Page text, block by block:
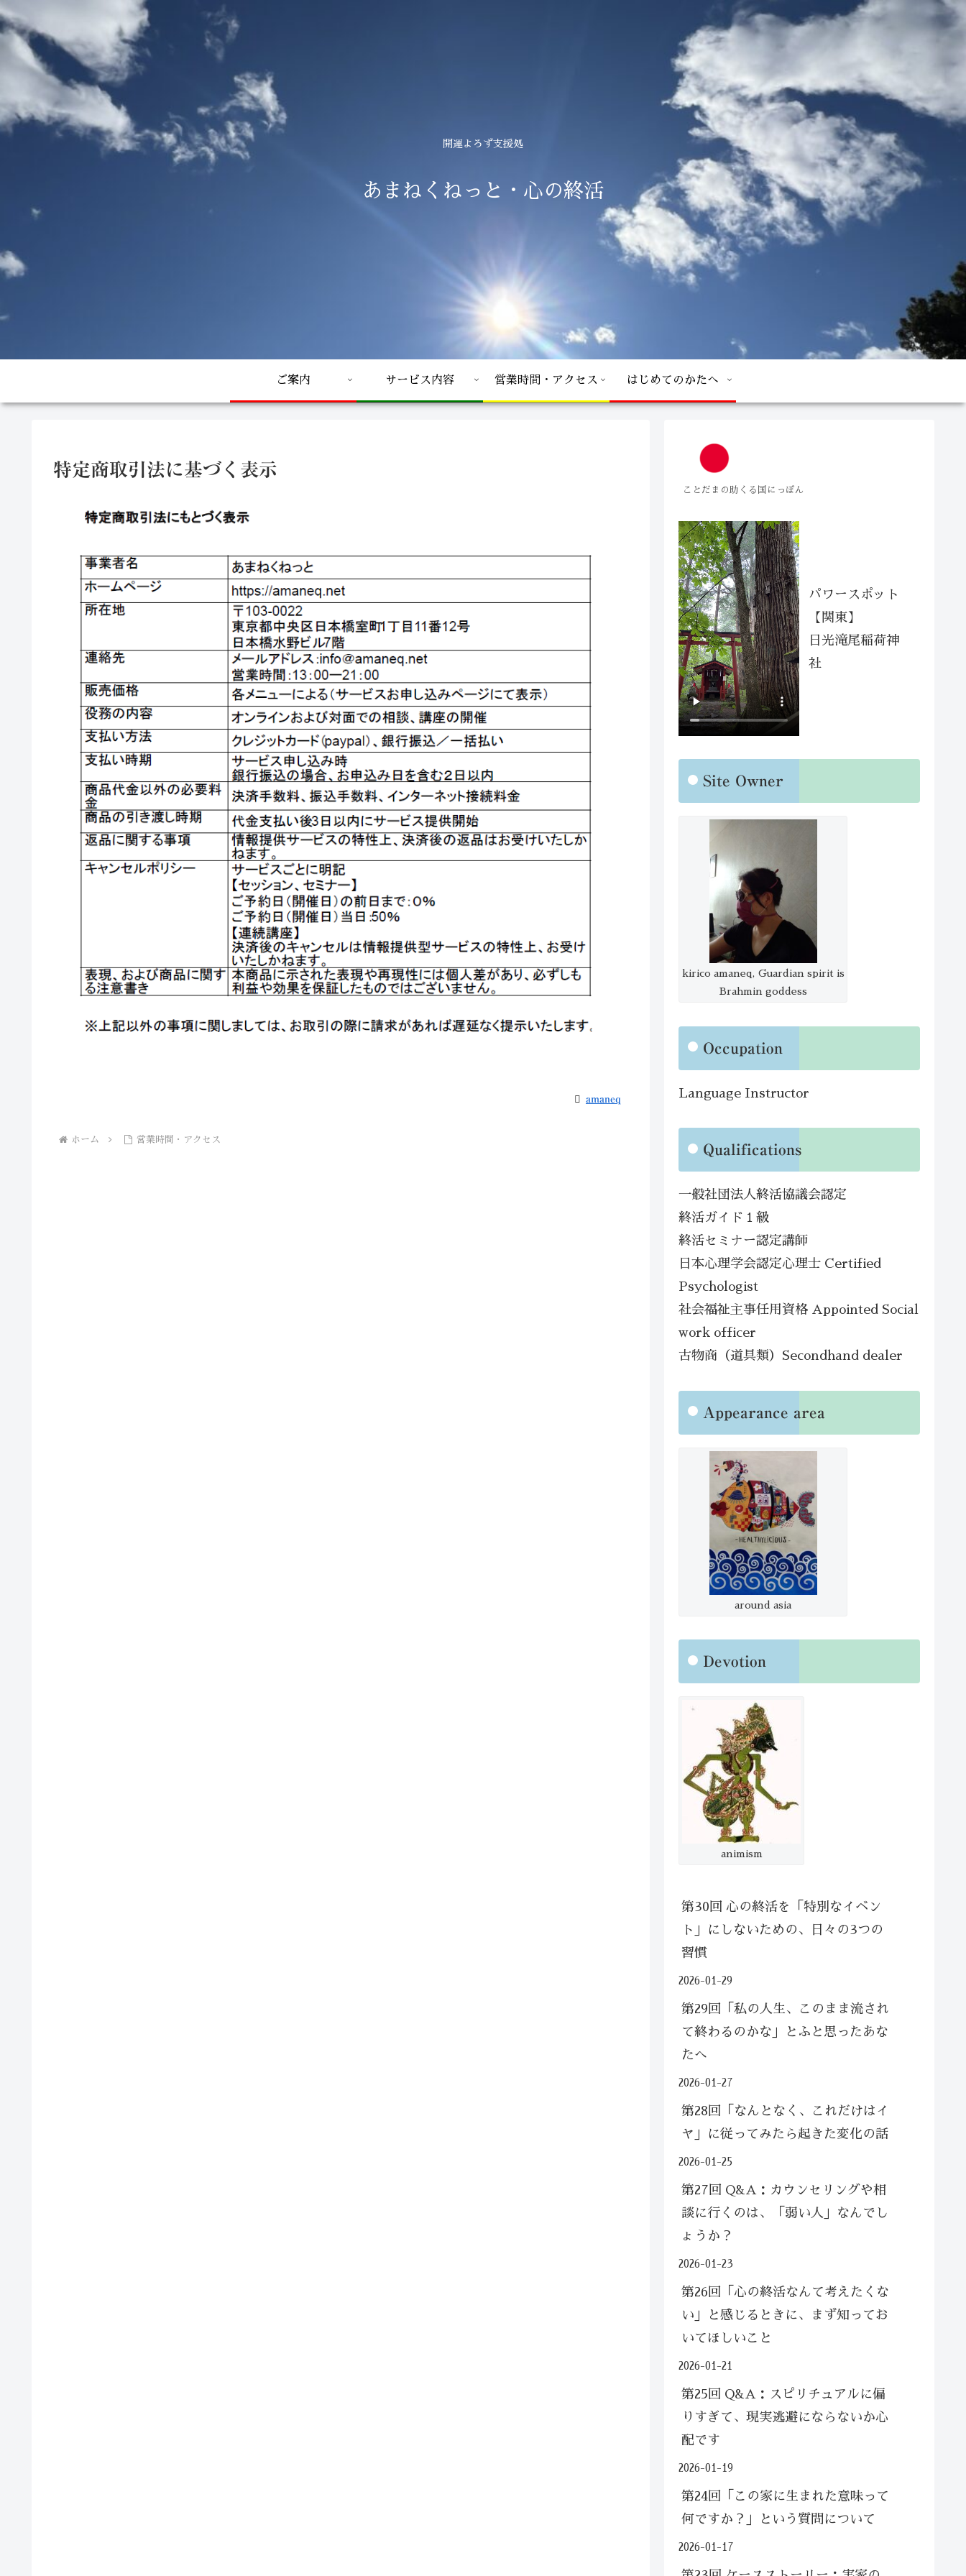
開運よろず支援処
あまねくねっと・心の終活
ご案内 サービス内容 営業時間・アクセス はじめてのかたへ
特定商取引法に基づく表示
amaneq
ホーム 営業時間・アクセス
ことだまの助くる国にっぽん
パワースポット
【関東】
日光滝尾稲荷神
社
Site Owner
kirico amaneq, Guardian spirit is
Brahmin goddess
Occupation
Language Instructor
Qualifications
一般社団法人終活協議会認定
終活ガイド１級
終活セミナー認定講師
日本心理学会認定心理士 Certified
Psychologist
社会福祉主事任用資格 Appointed Social
work officer
古物商（道具類）Secondhand dealer
Appearance area
around asia
Devotion
animism
第30回 心の終活を「特別なイベン
ト」にしないための、日々の3つの
習慣
2026-01-29
第29回「私の人生、このまま流され
て終わるのかな」とふと思ったあな
たへ
2026-01-27
第28回「なんとなく、これだけはイ
ヤ」に従ってみたら起きた変化の話
2026-01-25
第27回 Q&A：カウンセリングや相
談に行くのは、「弱い人」なんでし
ょうか？
2026-01-23
第26回「心の終活なんて考えたくな
い」と感じるときに、まず知ってお
いてほしいこと
2026-01-21
第25回 Q&A：スピリチュアルに偏
りすぎて、現実逃避にならないか心
配です
2026-01-19
第24回「この家に生まれた意味って
何ですか？」という質問について
2026-01-17